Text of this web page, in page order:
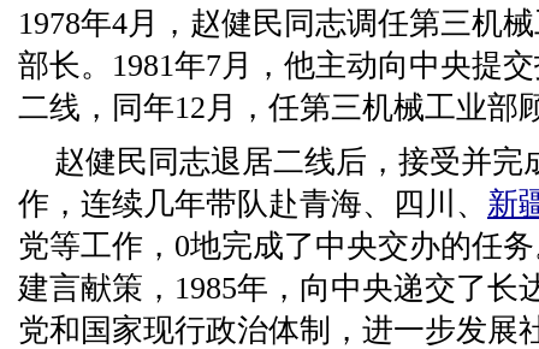
1978年4月，赵健民同志调任第三机
部长。1981年7月，他主动向中央提
二线，同年12月，任第三机械工业部
赵健民同志退居二线后，接受并完
作，连续几年带队赴青海、四川、 新
党等工作，0地完成了中央交办的任
建言献策，1985年，向中央递交了长
党和国家现行政治体制，进一步发展